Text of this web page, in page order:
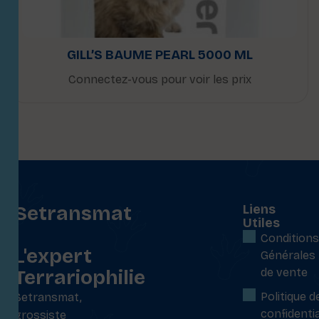
GILL’S BAUME PEARL 5000 ML
Connectez-vous pour voir les prix
Setransmat
L'expert
Terrariophilie
Setransmat,
grossiste
Liens
Utiles
Conditions
Générales
de vente
Politique